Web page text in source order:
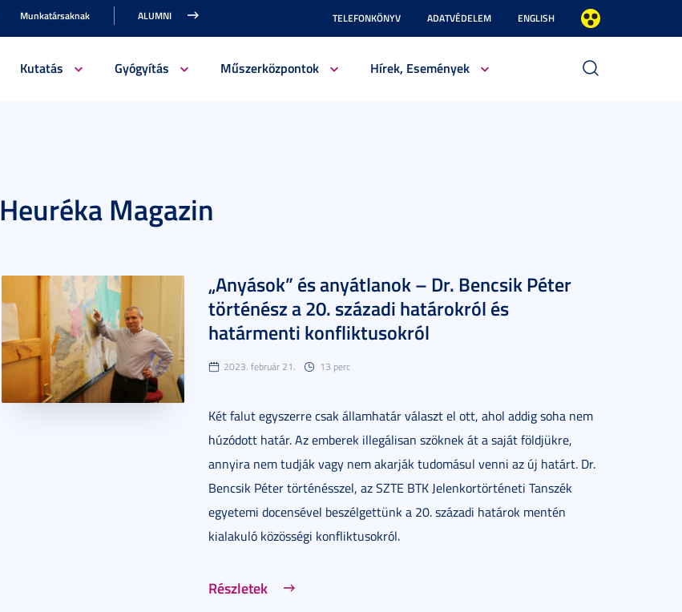
Munkatársaknak ALUMNI TELEFONKÖNYV ADATVÉDELEM ENGLISH
Kutatás Gyógyítás Műszerközpontok Hírek, Események
Heuréka Magazin
„Anyások” és anyátlanok – Dr. Bencsik Péter
történész a 20. századi határokról és
határmenti konfliktusokról
2023. február 21. 13 perc
Két falut egyszerre csak államhatár választ el ott, ahol addig soha nem
húzódott határ. Az emberek illegálisan szöknek át a saját földjükre,
annyira nem tudják vagy nem akarják tudomásul venni az új határt. Dr.
Bencsik Péter történésszel, az SZTE BTK Jelenkortörténeti Tanszék
egyetemi docensével beszélgettünk a 20. századi határok mentén
kialakuló közösségi konfliktusokról.
Részletek